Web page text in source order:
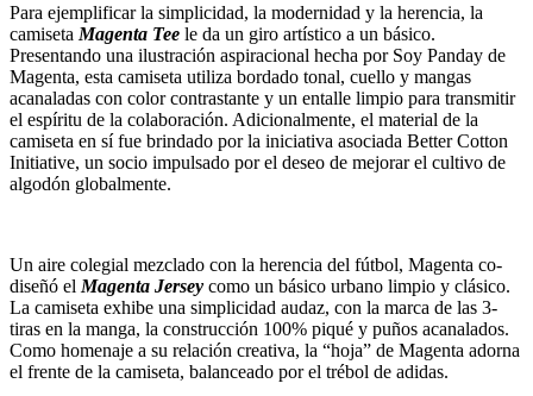
Para ejemplificar la simplicidad, la modernidad y la herencia, la
camiseta Magenta Tee le da un giro artístico a un básico.
Presentando una ilustración aspiracional hecha por Soy Panday de
Magenta, esta camiseta utiliza bordado tonal, cuello y mangas
acanaladas con color contrastante y un entalle limpio para transmitir
el espíritu de la colaboración. Adicionalmente, el material de la
camiseta en sí fue brindado por la iniciativa asociada Better Cotton
Initiative, un socio impulsado por el deseo de mejorar el cultivo de
algodón globalmente.
Un aire colegial mezclado con la herencia del fútbol, Magenta co-
diseñó el Magenta Jersey como un básico urbano limpio y clásico.
La camiseta exhibe una simplicidad audaz, con la marca de las 3-
tiras en la manga, la construcción 100% piqué y puños acanalados.
Como homenaje a su relación creativa, la “hoja” de Magenta adorna
el frente de la camiseta, balanceado por el trébol de adidas.